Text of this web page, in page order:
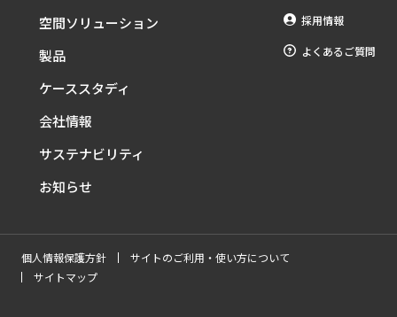
空間ソリューション
製品
ケーススタディ
会社情報
サステナビリティ
お知らせ
採用情報
よくあるご質問
個人情報保護方針
サイトのご利用・使い方について
サイトマップ